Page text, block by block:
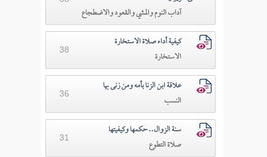
آداب النوم والمشي والقعود والاضطجاع
كيفية أداء صلاة الاستخارة
الاستخارة
38
علاقة ابن الزنا بأمه ومن زنى بها
النسب
36
سنة الزوال.. حكمها وكيفيتها
صلاة التطوع
31